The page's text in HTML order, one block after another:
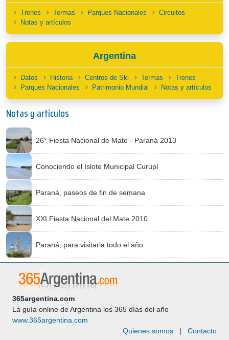
Trenes Termas Parques Nacionales
Circuitos
Notas y artículos
Argentina
Datos Historia Centros de Ski Termas
Trenes
Parques Nacionales
Patrimonio Mundial Notas y artículos
Notas y artículos
26° Fiesta Nacional de Mate - Paraná 2013
Conociendo el Islote Municipal Curupí
Paraná, paseos de fin de semana
XXI Fiesta Nacional del Mate 2010
Paraná, para visitarla todo el año
365argentina.com
La guía online de Argentina los 365 días del año
www.365argentina.com
Quienes somos | Contacto